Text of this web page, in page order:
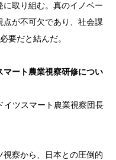
取り組む。真のイノベー
が不可欠であり、社会課
要だと結んだ。
マート農業視察研修につい
イツスマート農業視察団長
察から、日本との圧倒的